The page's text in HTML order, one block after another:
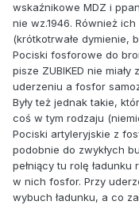
wskaźnikowe MDZ i
nie wz.1946. Również
(krótkotrwałe dymienie,
Pociski fosforowe do
pisze ZUBIKED nie
uderzeniu a fosfor
Były też jednak takie,
coś w tym rodzaju
Pociski artyleryjskie z
podobnie do zwykłych
pełniący tu rolę
w nich fosfor. Przy
wybuch ładunku, a co